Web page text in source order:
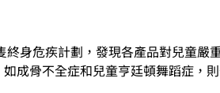
身危疾計劃，發現各產品對兒童嚴
成骨不全症和兒童亨廷頓舞蹈症，